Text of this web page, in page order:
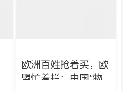
欧洲百姓抢着买，欧
盟忙着拦：中国“物